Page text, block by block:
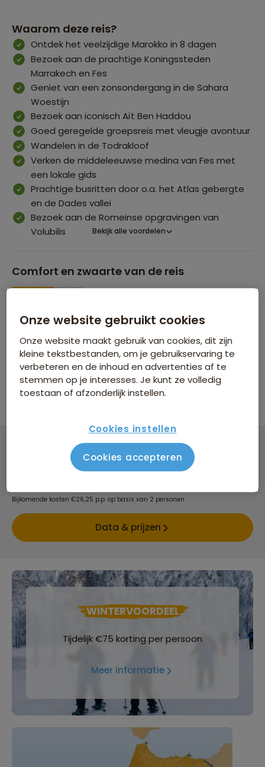
Waarom deze reis?
Ontdek het veelzijdige Marokko in 8 dagen
Bezoek aan de prachtige Koningssteden
Marrakech en Fes
Geniet van een zonsondergang in de Sahara
Woestijn
Bezoek aan iconisch Aït Ben Haddou
Goed geregelde groepsreis met vleugje avontuur
Wandelen in de Todrakloof
Verken de middeleeuwse medina van Fes met
een lokale gids
Prachtige busritten door o.a. het Atlas gebergte
en de Dades vallei
Bezoek aan de Romeinse opgravingen van
Volubilis
Bekijk alle voordelen
Comfort en zwaarte van de reis
Comfort van de overnachtingen
Groepsgrootte
Maximaal 24 personen
Groepsrondreis Marokko Klassiek
Bijkomende kosten €26,25 p.p. op basis van 2 personen
Data & prijzen
WINTERVOORDEEL
Tijdelijk €75 korting per persoon
Meer informatie
Onze website gebruikt cookies
Onze website maakt gebruik van cookies, dit zijn
kleine tekstbestanden, om je gebruikservaring te
verbeteren en de inhoud en advertenties af te
stemmen op je interesses. Je kunt ze volledig
toestaan of afzonderlijk instellen.
Cookies instellen
Cookies accepteren